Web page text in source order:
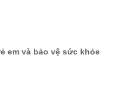
em và bảo vệ sức khỏe